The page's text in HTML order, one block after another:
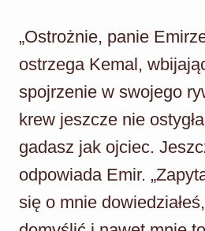
„Ostrożnie, panie
ostrzega Kemal,
spojrzenie w swojego
krew jeszcze nie
gadasz jak ojciec.
odpowiada Emir.
się o mnie